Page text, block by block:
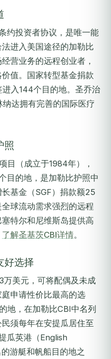
约投资者协议，是唯一能
进入美国途径的加勒比
营业务的远程创业者，
值。国家转型基金捐款
入144个目的地。圣乔治
达拥有完善的国际医疗
照
目（成立于1984年），
目的地，是加勒比护照中
基金（SGF）捐款额25
球流动需求强烈的远程
特尔和尼维斯岛提供高
了解圣基茨CBI详情。
好选择
美元，可将配偶及未成
申请性价比最高的选
地，在加勒比CBI中名列
须每年在安提瓜居住至
瓜英港（English
游艇和帆船目的地之